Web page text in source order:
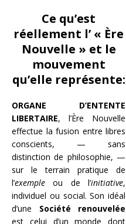
Ce qu’est
réellement l’ « Ère
Nouvelle » et le
mouvement
qu’elle représente:
ORGANE D’ENTENTE
LIBERTAIRE, l’Ère Nouvelle
effectue la fusion entre libres
conscients, — sans
distinction de philosophie, —
sur le terrain pratique de
l’exemple ou de l’initiative,
individuel ou social. Son idéal
d’une Société renouvelée
est celui d’un monde dont